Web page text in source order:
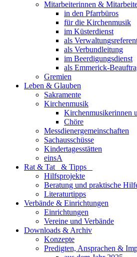
Mitarbeiterinnen &
in den Pfarrbüros
für die Kirchenmusik
im Küsterdienst
als
als Verbundleitung
im Beerdigungsdienst
als Emmerick-
Gremien
Leben & Glauben
Sakramente
Kirchenmusik
Kirchenmusikerinnen
Chöre
Messdienergemeinschaften
Sachausschüsse
Kindertagesstätten
einsA
Rat & Tat & Tipps
Hilfsprojekte
Beratung und praktische
Literaturtipps
Verbände & Einrichtungen
Einrichtungen
Vereine und Verbände
Downloads & Archiv
Konzepte
Predigten, Ansprachen &